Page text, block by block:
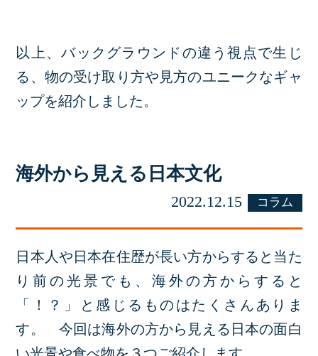
以上、バックグラウンドの違う視点で生じ
る、物の受け取り方や見方のユニークなギャ
ップを紹介しました。
海外から見える日本文化
2022.12.15 コラム
日本人や日本在住歴が長い方からすると当た
り前の光景でも、海外の方からすると
「！？」と感じるものはたくさんありま
す。 今回は海外の方から見える日本の面白